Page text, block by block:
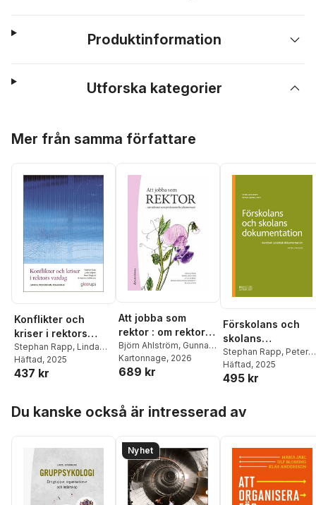
Produktinformation
Utforska kategorier
Mer från samma författare
Konflikter och
kriser i rektors
vardag : Juridik,
profession,
pedagogik
Stephan Rapp, Linda
Löfgren ,Peter
Skoglund
Häftad, 2025
437 kr
Att jobba som
rektor : om rektorer
som professionella
yrkesutövare
Björn Ahlström, Gunnar
Berg,Marcia
Håkansson Lindqvist
Augustsson,Kerstin
Anders Danell,Anette
Forssten Seiser,Sofie
Gustafsson,Gudrun
Holmdahl,Magnus
Larsson,Ulf Leo,
Caroline Lidström,
Kartonnage, 2026
689 kr
Förskolans och
skolans
dokumentation :
handbok i praktisk
dokumentation
Stephan Rapp, Peter
Skoglund
Häftad, 2025
495 kr
Du kanske också är intresserad av
Nyhet